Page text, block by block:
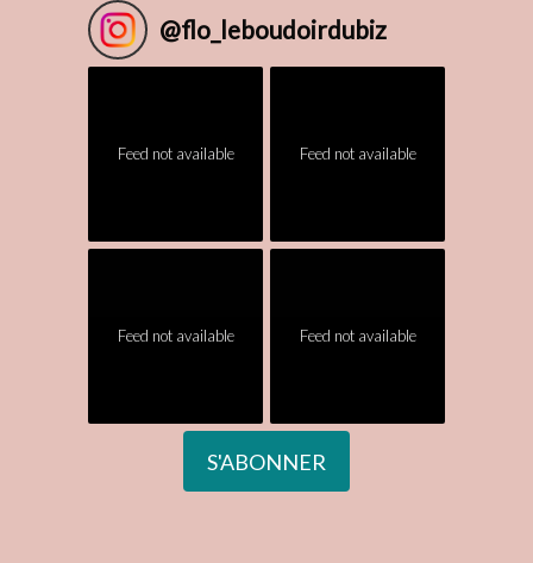
@flo_leboudoirdubiz
Feed not available Feed not available
Feed not available Feed not available
S'ABONNER